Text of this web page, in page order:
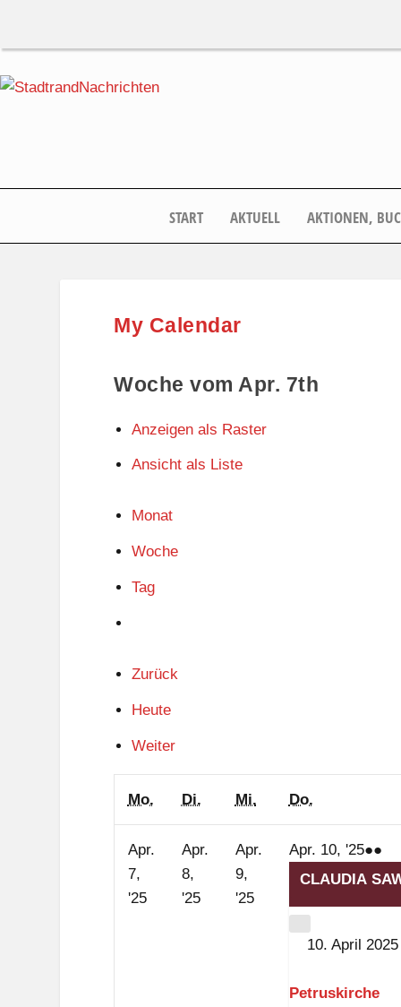
START AKTUELL AKTIONEN,
My Calendar
Woche vom Apr. 7th
Anzeigen als Raster
Ansicht als Liste
Monat
Woche
Tag
Zurück
Heute
Weiter
Mo. Montag
Di. Dienstag
Mi. Mittwoch
Do.
Apr.
7,
'257.
Apr.
8,
'258.
Apr.
9,
'259.
Apr. 10, '2510.
April
●●(4
CLAUDIA
CLOSE
10. April 2025
Petruskirche